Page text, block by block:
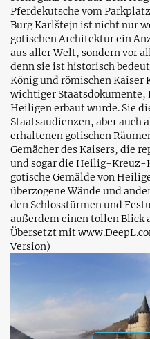
Pferdekutsche vom
Burg Karlštejn ist nicht nur
gotischen Architektur ein
aus aller Welt, sondern vor
denn sie ist historisch
König und römischen Kaiser
wichtiger Staatsdokumente,
Heiligen erbaut wurde. Sie
Staatsaudienzen, aber auch
erhaltenen gotischen
Gemächer des Kaisers, die
und sogar die Heilig-Kreuz-
gotische Gemälde von
überzogene Wände und
den Schlosstürmen und
außerdem einen tollen Blick
Übersetzt mit
Version)